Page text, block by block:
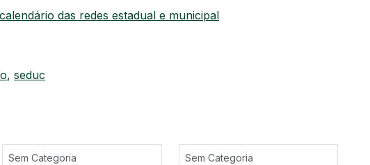
das redes estadual e municipal
, seduc
Sem Categoria Sem Categoria